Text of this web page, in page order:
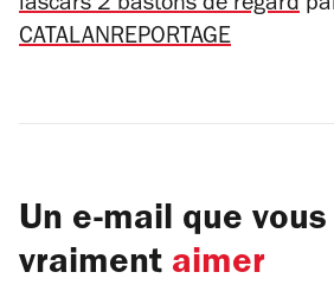
lascars 2 bastons de regard
CATALANREPORTAGE
Un e-mail que
vraiment aimer